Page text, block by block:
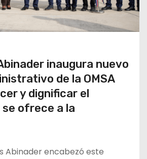
inaugura nuevo
de la OMSA
y dignificar el
ofrece a la
Abinader encabezó este